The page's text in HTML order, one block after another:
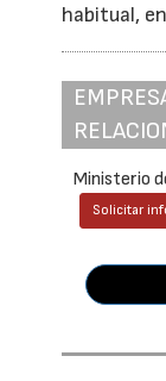
habitual,
Ministerio
Solicitar